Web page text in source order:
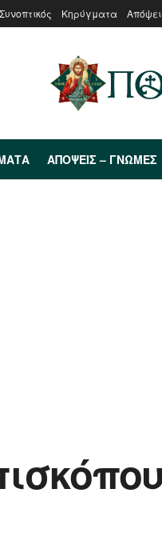
Συνοπτικός Κηρύγματα
ΑΠΌΨΕΙΣ – ΓΝΏΜΕΣ